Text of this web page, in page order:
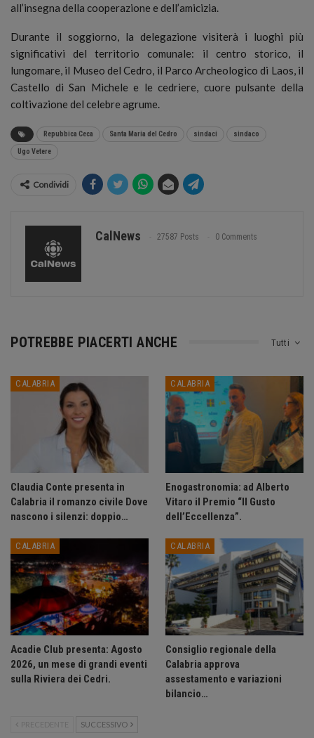
all’insegna della cooperazione e dell’amicizia.
Durante il soggiorno, la delegazione visiterà i luoghi più
significativi del territorio comunale: il centro storico, il
lungomare, il Museo del Cedro, il Parco Archeologico di Laos, il
Castello di San Michele e le cedriere, cuore pulsante della
coltivazione del celebre agrume.
Repubbica Ceca Santa Maria del Cedro sindaci sindaco
Ugo Vetere
Condividi
CalNews 27587 Posts 0 Comments
Tutti
POTREBBE PIACERTI ANCHE
CALABRIA
Claudia Conte presenta in
Calabria il romanzo civile Dove
nascono i silenzi: doppio…
CALABRIA
Enogastronomia: ad Alberto
Vitaro il Premio “Il Gusto
dell’Eccellenza”.
CALABRIA
Acadie Club presenta: Agosto
2026, un mese di grandi eventi
sulla Riviera dei Cedri.
CALABRIA
Consiglio regionale della
Calabria approva
assestamento e variazioni
bilancio…
PRECEDENTE SUCCESSIVO